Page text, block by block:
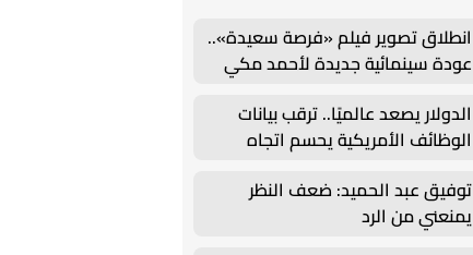
انطلاق تصوير فيلم «فرصة سعيدة»..
عودة سينمائية جديدة لأحمد مكي
الدولار يصعد عالميًا.. ترقب بيانات
الوظائف الأمريكية يحسم اتجاه
توفيق عبد الحميد: ضعف النظر
يمنعني من الرد